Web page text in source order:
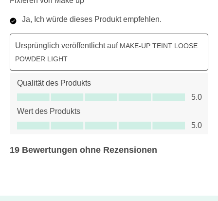
Ja, Ich würde dieses Produkt empfehlen.
Ursprünglich veröffentlicht auf MAKE-UP TEINT LOOSE
POWDER LIGHT
Qualität des Produkts
Qualität des Produkts, 5.0 von 5
5.0
Wert des Produkts
Wert des Produkts, 5.0 von 5
5.0
19 Bewertungen ohne Rezensionen